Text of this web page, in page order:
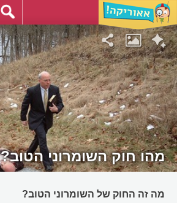
מהו חוק השומרוני הטוב?
מה זה החוק של השומרוני הטוב?